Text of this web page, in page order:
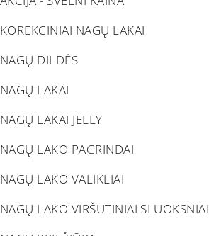
KOREKCINIAI NAGŲ LAKAI
NAGŲ DILDĖS
NAGŲ LAKAI
NAGŲ LAKAI JELLY
NAGŲ LAKO PAGRINDAI
NAGŲ LAKO VALIKLIAI
NAGŲ LAKO VIRŠUTINIAI SLUOKSNIAI